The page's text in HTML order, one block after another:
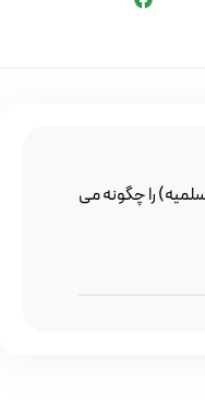
را چگونه می